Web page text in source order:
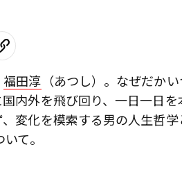
福田淳 （あつし）。なぜだか
内外を飛び回り、一日一日
変化を模索する男の人生哲
て。